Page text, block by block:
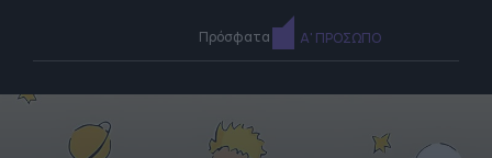
Πρόσφατα Α' ΠΡΟΣΩΠΟ